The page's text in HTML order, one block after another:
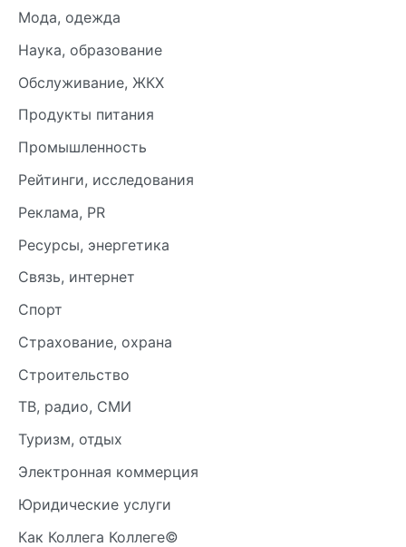
Мода, одежда
Наука, образование
Обслуживание, ЖКХ
Продукты питания
Промышленность
Рейтинги, исследования
Реклама, PR
Ресурсы, энергетика
Связь, интернет
Спорт
Страхование, охрана
Строительство
ТВ, радио, СМИ
Туризм, отдых
Электронная коммерция
Юридические услуги
Как Коллега Коллеге©